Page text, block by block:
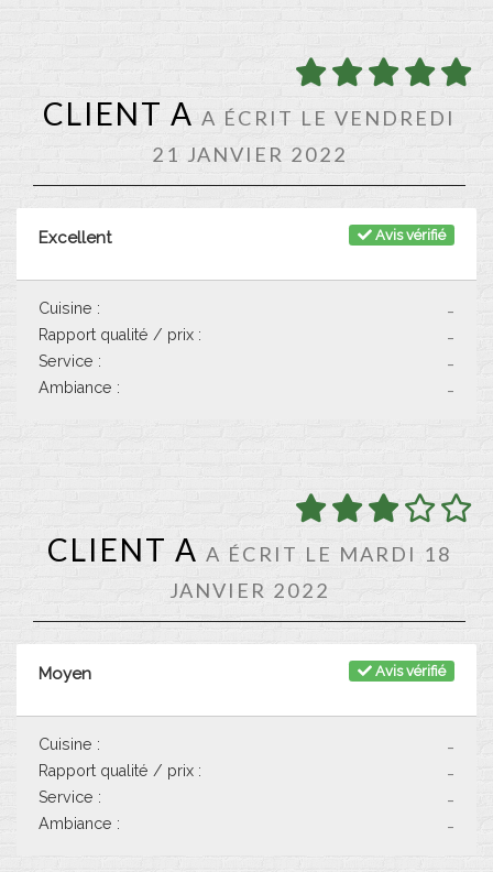
CLIENT A A ÉCRIT LE VENDREDI
21 JANVIER 2022
Avis vérifié
Excellent
-
Cuisine :
-
Rapport qualité / prix :
-
Service :
-
Ambiance :
CLIENT A A ÉCRIT LE MARDI 18
JANVIER 2022
Avis vérifié
Moyen
-
Cuisine :
-
Rapport qualité / prix :
-
Service :
-
Ambiance :